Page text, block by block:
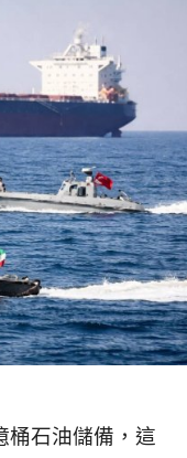
桶石油儲備，這